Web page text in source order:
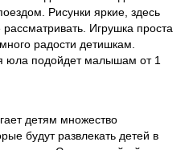
Рисунки яркие, здесь
Игрушка проста
радости детишкам.
юла подойдет малышам от 1
детям множество
будут развлекать детей в